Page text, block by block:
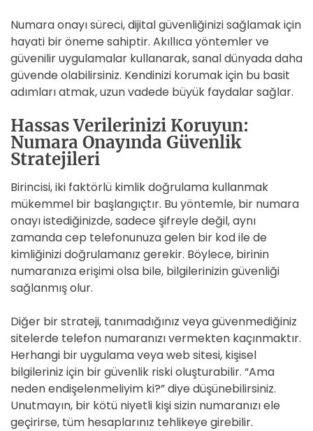
Numara onayı süreci, dijital güvenliğinizi sağlamak için
hayati bir öneme sahiptir. Akıllıca yöntemler ve
güvenilir uygulamalar kullanarak, sanal dünyada daha
güvende olabilirsiniz. Kendinizi korumak için bu basit
adımları atmak, uzun vadede büyük faydalar sağlar.
Hassas Verilerinizi Koruyun:
Numara Onayında Güvenlik
Stratejileri
Birincisi, iki faktörlü kimlik doğrulama kullanmak
mükemmel bir başlangıçtır. Bu yöntemle, bir numara
onayı istediğinizde, sadece şifreyle değil, aynı
zamanda cep telefonunuza gelen bir kod ile de
kimliğinizi doğrulamanız gerekir. Böylece, birinin
numaranıza erişimi olsa bile, bilgilerinizin güvenliği
sağlanmış olur.
Diğer bir strateji, tanımadığınız veya güvenmediğiniz
sitelerde telefon numaranızı vermekten kaçınmaktır.
Herhangi bir uygulama veya web sitesi, kişisel
bilgileriniz için bir güvenlik riski oluşturabilir. “Ama
neden endişelenmeliyim ki?” diye düşünebilirsiniz.
Unutmayın, bir kötü niyetli kişi sizin numaranızı ele
geçirirse, tüm hesaplarınız tehlikeye girebilir.